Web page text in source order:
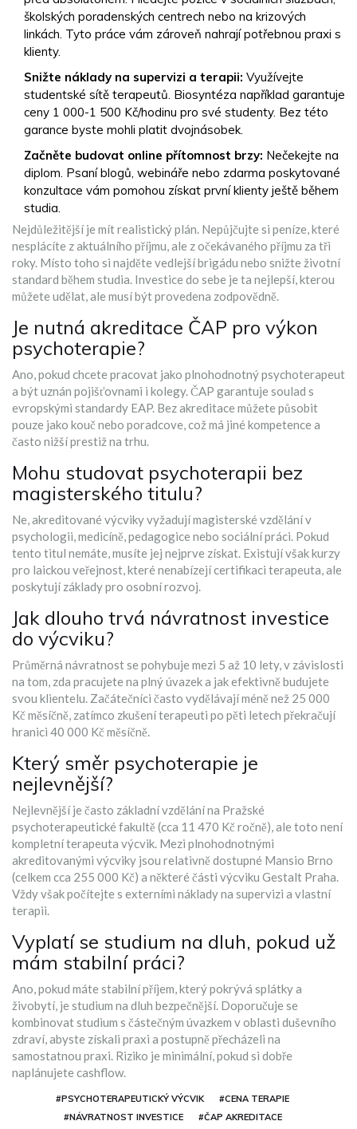
školských poradenských centrech nebo na krizových
linkách. Tyto práce vám zároveň nahrají potřebnou praxi s
klienty.
Snižte náklady na supervizi a terapii: Využívejte
studentské sítě terapeutů. Biosyntéza například garantuje
ceny 1 000-1 500 Kč/hodinu pro své studenty. Bez této
garance byste mohli platit dvojnásobek.
Začněte budovat online přítomnost brzy: Nečekejte na
diplom. Psaní blogů, webináře nebo zdarma poskytované
konzultace vám pomohou získat první klienty ještě během
studia.
Nejdůležitější je mít realistický plán. Nepůjčujte si peníze, které
nesplácíte z aktuálního příjmu, ale z očekávaného příjmu za tři
roky. Místo toho si najděte vedlejší brigádu nebo snižte životní
standard během studia. Investice do sebe je ta nejlepší, kterou
můžete udělat, ale musí být provedena zodpovědně.
Je nutná akreditace ČAP pro výkon
psychoterapie?
Ano, pokud chcete pracovat jako plnohodnotný psychoterapeut
a být uznán pojišťovnami i kolegy. ČAP garantuje soulad s
evropskými standardy EAP. Bez akreditace můžete působit
pouze jako kouč nebo poradcove, což má jiné kompetence a
často nižší prestiž na trhu.
Mohu studovat psychoterapii bez
magisterského titulu?
Ne, akreditované výcviky vyžadují magisterské vzdělání v
psychologii, medicíně, pedagogice nebo sociální práci. Pokud
tento titul nemáte, musíte jej nejprve získat. Existují však kurzy
pro laickou veřejnost, které nenabízejí certifikaci terapeuta, ale
poskytují základy pro osobní rozvoj.
Jak dlouho trvá návratnost investice
do výcviku?
Průměrná návratnost se pohybuje mezi 5 až 10 lety, v závislosti
na tom, zda pracujete na plný úvazek a jak efektivně budujete
svou klientelu. Začátečníci často vydělávají méně než 25 000
Kč měsíčně, zatímco zkušení terapeuti po pěti letech překračují
hranici 40 000 Kč měsíčně.
Který směr psychoterapie je
nejlevnější?
Nejlevnější je často základní vzdělání na Pražské
psychoterapeutické fakultě (cca 11 470 Kč ročně), ale toto není
kompletní terapeuta výcvik. Mezi plnohodnotnými
akreditovanými výcviky jsou relativně dostupné Mansio Brno
(celkem cca 255 000 Kč) a některé části výcviku Gestalt Praha.
Vždy však počítejte s externími náklady na supervizi a vlastní
terapii.
Vyplatí se studium na dluh, pokud už
mám stabilní práci?
Ano, pokud máte stabilní příjem, který pokrývá splátky a
živobytí, je studium na dluh bezpečnější. Doporučuje se
kombinovat studium s částečným úvazkem v oblasti duševního
zdraví, abyste získali praxi a postupně přecházeli na
samostatnou praxi. Riziko je minimální, pokud si dobře
naplánujete cashflow.
#PSYCHOTERAPEUTICKÝ VÝCVIK
#CENA TERAPIE
#NÁVRATNOST INVESTICE
#ČAP AKREDITACE